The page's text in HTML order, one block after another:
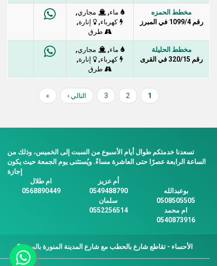
مخطط الحمزه
رقم 1099/4 في المبرز
ماء, مجاري,
كهرباء, إنارة,
طرق
مخطط الحليلة
رقم 320/15 في القرى
ماء, مجاري,
كهرباء, إنارة,
طرق
Current
page
1
Page
2
Page
3
Next
page
التالي ›
Last
page
»
تسعدنا خدمتكم طوال أيام الأسبوع من السبت إلى الخميس، وذلك من
الساعة الرابعة عصرًا حتى العاشرة مساءً. ويُستثنى يوم الجمعة حيث يكون
إجازة
ام طلال
0568890449
أم عزيز
0549488790
سلمان
0552256514
بوعبدالله
0508505505
ام محمد
0540873916
الأحساء - تقاطع شارع بالحطب مع شارع المدينة المنورة بالمبرز